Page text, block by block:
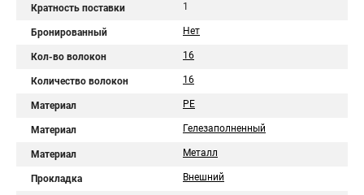
Кратность поставки 1
Бронированный Нет
Кол-во волокон 16
Количество волокон 16
Материал PE
Материал Гелезаполненный
Материал Металл
Прокладка Внешний